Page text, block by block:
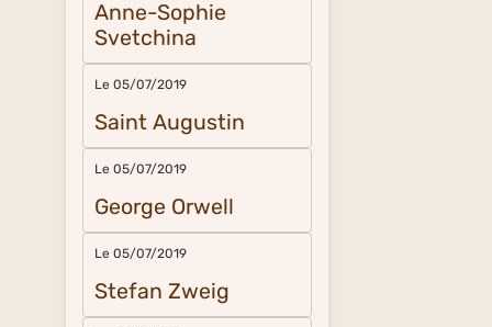
Anne-Sophie
Svetchina
Le 05/07/2019
Saint Augustin
Le 05/07/2019
George Orwell
Le 05/07/2019
Stefan Zweig